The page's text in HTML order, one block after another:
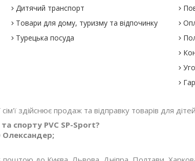
Дитячий транспорт
Товари для дому, туризму та відпочинку
Турецька посуда
сім'ї здійснює продаж та відправку товарів для
спорту PVC SP-Sport?
Олександер;